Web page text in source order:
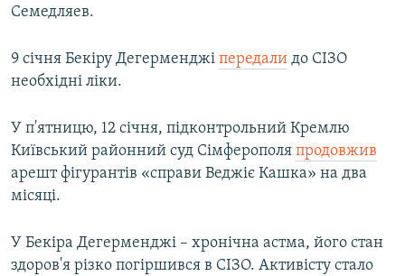
Семедляев.
9 січня Бекіру Дегерменджі передали до СІЗО
необхідні ліки.
У п'ятницю, 12 січня, підконтрольний Кремлю
Київський районний суд Сімферополя продовжив
арешт фігурантів «справи Веджіє Кашка» на два
місяці.
У Бекіра Дегерменджі – хронічна астма, його стан
здоров'я різко погіршився в СІЗО. Активісту стало